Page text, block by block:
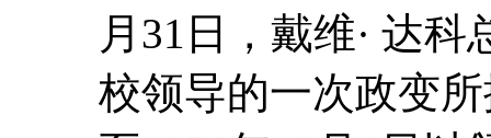
月31日，戴维· 达科
校领导的一次政变